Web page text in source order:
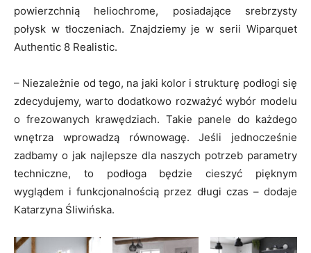
powierzchnią heliochrome, posiadające srebrzysty
połysk w tłoczeniach. Znajdziemy je w serii Wiparquet
Authentic 8 Realistic.
– Niezależnie od tego, na jaki kolor i strukturę podłogi się
zdecydujemy, warto dodatkowo rozważyć wybór modelu
o frezowanych krawędziach. Takie panele do każdego
wnętrza wprowadzą równowagę. Jeśli jednocześnie
zadbamy o jak najlepsze dla naszych potrzeb parametry
techniczne, to podłoga będzie cieszyć pięknym
wyglądem i funkcjonalnością przez długi czas – dodaje
Katarzyna Śliwińska.